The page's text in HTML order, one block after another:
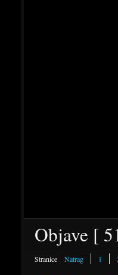
Objave [
Stranice Natrag 1